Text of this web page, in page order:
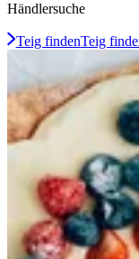
Händlersuche
Teig findenTeig